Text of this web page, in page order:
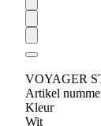
VOYAGER
Artikel
Kleur
Wit